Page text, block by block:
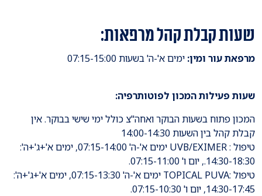
שעות קבלת קהל מרפאות:
מרפאת עור ומין: ימים א'-ה' בשעות 07:15-15:00
שעות פעילות המכון לפוטותרפיה:
המכון פתוח בשעות הבוקר ואחה"צ כולל ימי שישי בבוקר. אין
קבלת קהל בין השעות 14:00-14:30
טיפול : UVB/EXIMER ימים א'-ה' 07:15-14:00, ימים א'+ג'+ה':
14:30-18:30., יום ו' 07:15-11:00.
טיפול :TOPICAL PUVA ימים א'-ה' 07:15-13:30, ימים א'+ג'+ה':
14:30-17:45, יום ו' 07:15-10:30.